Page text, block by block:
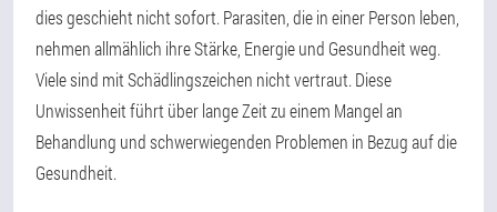
dies geschieht nicht sofort. Parasiten, die in einer Person leben,
nehmen allmählich ihre Stärke, Energie und Gesundheit weg.
Viele sind mit Schädlingszeichen nicht vertraut. Diese
Unwissenheit führt über lange Zeit zu einem Mangel an
Behandlung und schwerwiegenden Problemen in Bezug auf die
Gesundheit.